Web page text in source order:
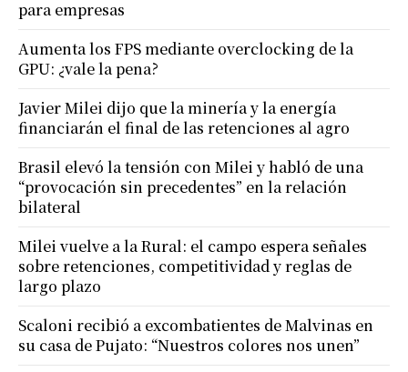
para empresas
Aumenta los FPS mediante overclocking de la
GPU: ¿vale la pena?
Javier Milei dijo que la minería y la energía
financiarán el final de las retenciones al agro
Brasil elevó la tensión con Milei y habló de una
“provocación sin precedentes” en la relación
bilateral
Milei vuelve a la Rural: el campo espera señales
sobre retenciones, competitividad y reglas de
largo plazo
Scaloni recibió a excombatientes de Malvinas en
su casa de Pujato: “Nuestros colores nos unen”